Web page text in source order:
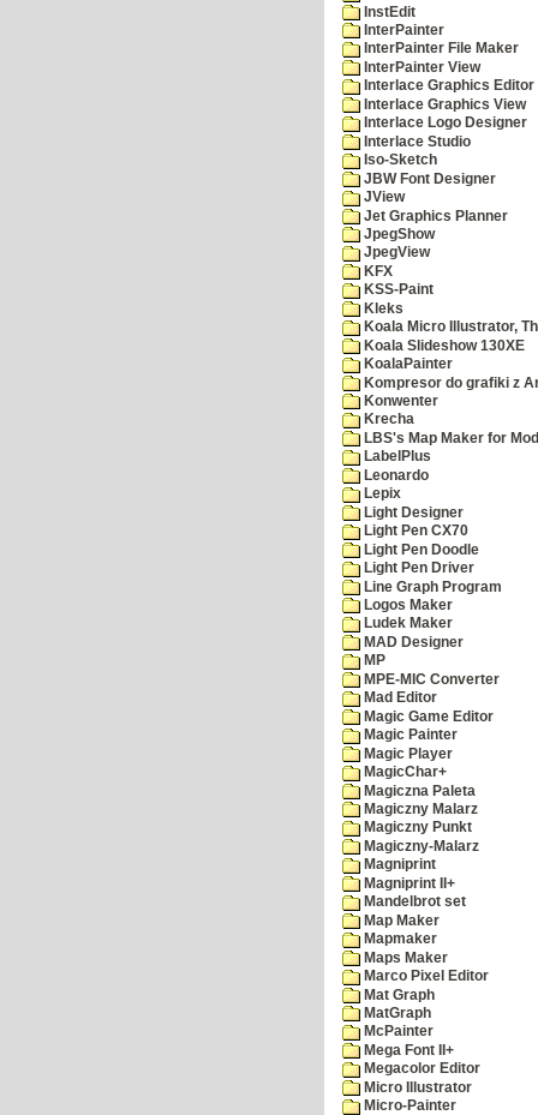
InstEdit
InterPainter
InterPainter File Maker
InterPainter View
Interlace Graphics Editor
Interlace Graphics View
Interlace Logo Designer
Interlace Studio
Iso-Sketch
JBW Font Designer
JView
Jet Graphics Planner
JpegShow
JpegView
KFX
KSS-Paint
Kleks
Koala Micro Illustrator,
Koala Slideshow 130XE
KoalaPainter
Kompresor do grafiki z
Konwenter
Krecha
LBS's Map Maker for
LabelPlus
Leonardo
Lepix
Light Designer
Light Pen CX70
Light Pen Doodle
Light Pen Driver
Line Graph Program
Logos Maker
Ludek Maker
MAD Designer
MP
MPE-MIC Converter
Mad Editor
Magic Game Editor
Magic Painter
Magic Player
MagicChar+
Magiczna Paleta
Magiczny Malarz
Magiczny Punkt
Magiczny-Malarz
Magniprint
Magniprint II+
Mandelbrot set
Map Maker
Mapmaker
Maps Maker
Marco Pixel Editor
Mat Graph
MatGraph
McPainter
Mega Font II+
Megacolor Editor
Micro Illustrator
Micro-Painter